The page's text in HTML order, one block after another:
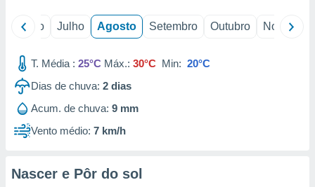
Junho Julho Agosto Setembro Outubro Novembro
T. Média : 25°C Máx.: 30°C Min: 20°C
Dias de chuva: 2 dias
Acum. de chuva: 9 mm
Vento médio: 7 km/h
Nascer e Pôr do sol